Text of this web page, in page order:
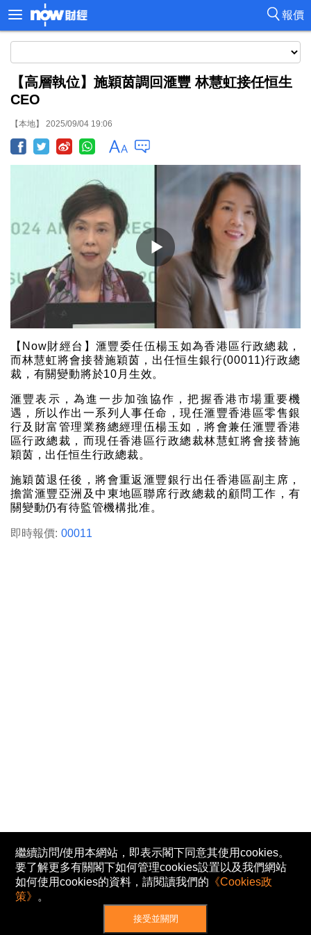
報價
【高層執位】施穎茵調回滙豐 林慧虹接任恒生
CEO
【本地】 2025/09/04 19:06
【Now財經台】滙豐委任伍楊玉如為香港區行政總裁，
而林慧虹將會接替施穎茵，出任恒生銀行(00011)行政總
裁，有關變動將於10月生效。
滙豐表示，為進一步加強協作，把握香港市場重要機
遇，所以作出一系列人事任命，現任滙豐香港區零售銀
行及財富管理業務總經理伍楊玉如，將會兼任滙豐香港
區行政總裁，而現任香港區行政總裁林慧虹將會接替施
穎茵，出任恒生行政總裁。
施穎茵退任後，將會重返滙豐銀行出任香港區副主席，
擔當滙豐亞洲及中東地區聯席行政總裁的顧問工作，有
關變動仍有待監管機構批准。
即時報價: 00011
繼續訪問/使用本網站，即表示閣下同意其使用cookies。
要了解更多有關閣下如何管理cookies設置以及我們網站
如何使用cookies的資料，請閱讀我們的 《Cookies政
策》 。
接受並關閉